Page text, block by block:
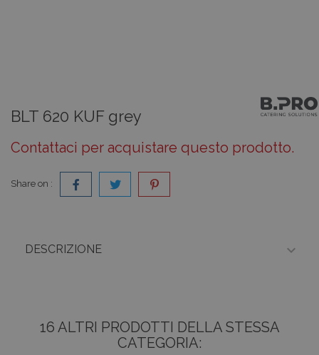
BLT 620 KUF grey
Contattaci per acquistare questo prodotto.
Share on :
DESCRIZIONE 
16 ALTRI PRODOTTI DELLA STESSA
CATEGORIA: